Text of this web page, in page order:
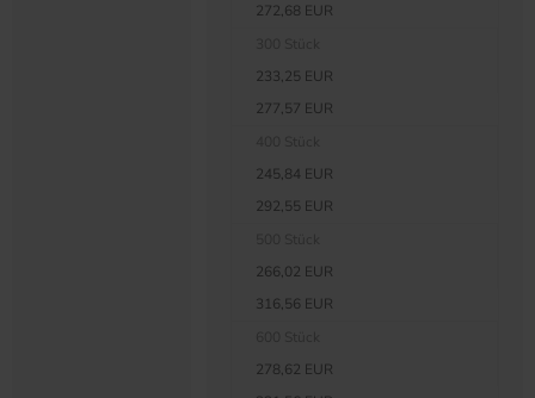
272,68 EUR
233,25 EUR
277,57 EUR
245,84 EUR
292,55 EUR
266,02 EUR
316,56 EUR
278,62 EUR